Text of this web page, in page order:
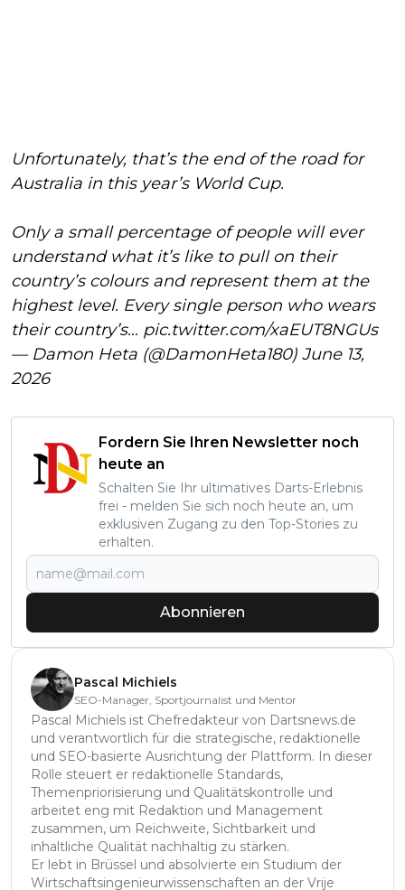
Unfortunately, that’s the end of the road for
Australia in this year’s World Cup.
Only a small percentage of people will ever
understand what it’s like to pull on their
country’s colours and represent them at the
highest level. Every single person who wears
their country’s… pic.twitter.com/xaEUT8NGUs
— Damon Heta (@DamonHeta180) June 13,
2026
Fordern Sie Ihren Newsletter noch
heute an
Schalten Sie Ihr ultimatives Darts-Erlebnis
frei - melden Sie sich noch heute an, um
exklusiven Zugang zu den Top-Stories zu
erhalten.
Abonnieren
Pascal Michiels
SEO-Manager, Sportjournalist und Mentor
Pascal Michiels ist Chefredakteur von Dartsnews.de
und verantwortlich für die strategische, redaktionelle
und SEO-basierte Ausrichtung der Plattform. In dieser
Rolle steuert er redaktionelle Standards,
Themenpriorisierung und Qualitätskontrolle und
arbeitet eng mit Redaktion und Management
zusammen, um Reichweite, Sichtbarkeit und
inhaltliche Qualität nachhaltig zu stärken.
Er lebt in Brüssel und absolvierte ein Studium der
Wirtschaftsingenieurwissenschaften an der Vrije